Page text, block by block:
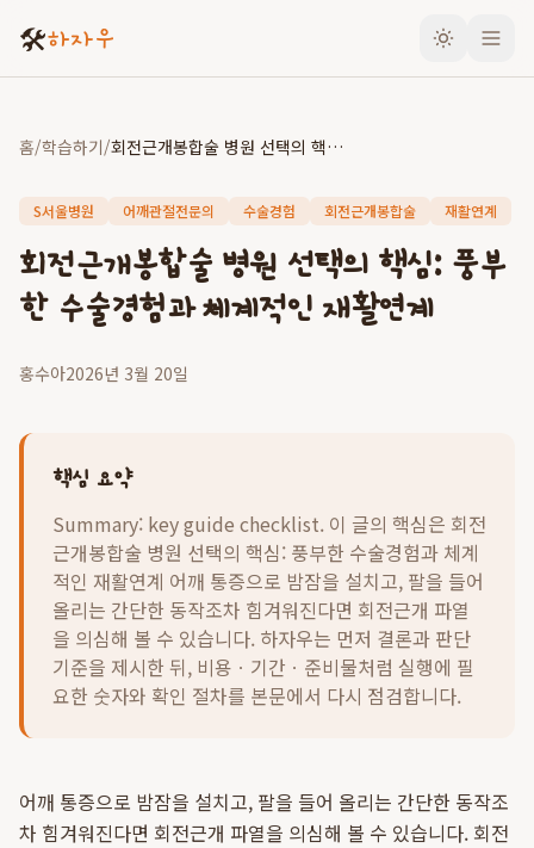
🛠️하자우
홈/학습하기/ 회전근개봉합술 병원 선택의 핵심: 풍부한 수술경험과 체계적인 재활연계
S서울병원 어깨관절전문의 수술경험 회전근개봉합술 재활연계
회전근개봉합술 병원 선택의 핵심: 풍부
한 수술경험과 체계적인 재활연계
홍수아2026년 3월 20일
핵심 요약
Summary: key guide checklist. 이 글의 핵심은 회전
근개봉합술 병원 선택의 핵심: 풍부한 수술경험과 체계
적인 재활연계 어깨 통증으로 밤잠을 설치고, 팔을 들어
올리는 간단한 동작조차 힘겨워진다면 회전근개 파열
을 의심해 볼 수 있습니다. 하자우는 먼저 결론과 판단
기준을 제시한 뒤, 비용ㆍ기간ㆍ준비물처럼 실행에 필
요한 숫자와 확인 절차를 본문에서 다시 점검합니다.
어깨 통증으로 밤잠을 설치고, 팔을 들어 올리는 간단한 동작조
차 힘겨워진다면 회전근개 파열을 의심해 볼 수 있습니다. 회전